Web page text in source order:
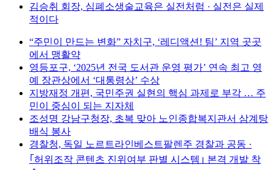
김승취 회장, 심폐소생술교육은 실전처럼 · 실전은 실제
적이다
“주민이 만드는 변화” 자치구, ‘레디액션! 팀’ 지역 곳곳
에서 맹활약
영등포구, ‘2025년 전국 도서관 운영 평가’ 연속 최고 영
예 장관상에서 ‘대통령상’ 수상
지방재정 개편, 국민주권 실현의 핵심 과제로 부각 … 주
민이 중심이 되는 지자체
조성명 강남구청장, 초복 맞아 노인종합복지관서 삼계탕
배식 봉사
경찰청, 독일 노르트라인베스트팔렌주 경찰과 공동 ·
｢허위조작 콘텐츠 진위여부 판별 시스템｣ 본격 개발 착